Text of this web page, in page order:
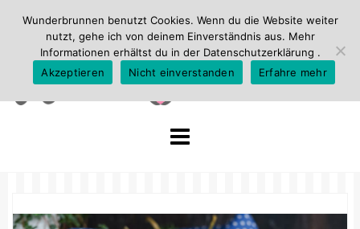
Wunderbrunnen benutzt Cookies. Wenn du die Website weiter
nutzt, gehe ich von deinem Einverständnis aus. Mehr
Informationen erhältst du in der Datenschutzerklärung .
Akzeptieren
Nicht einverstanden Erfahre mehr